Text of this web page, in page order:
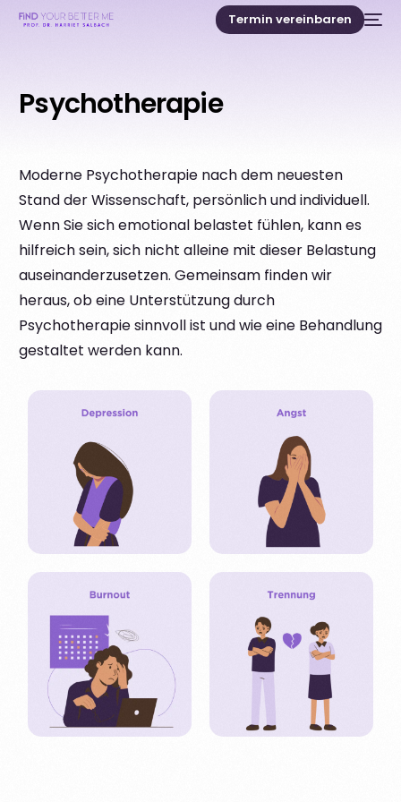
Termin vereinbaren
Psychotherapie
Moderne Psychotherapie nach dem neuesten
Stand der Wissenschaft, persönlich und individuell.
Wenn Sie sich emotional belastet fühlen, kann es
hilfreich sein, sich nicht alleine mit dieser Belastung
auseinanderzusetzen. Gemeinsam finden wir
heraus, ob eine Unterstützung durch
Psychotherapie sinnvoll ist und wie eine Behandlung
gestaltet werden kann.